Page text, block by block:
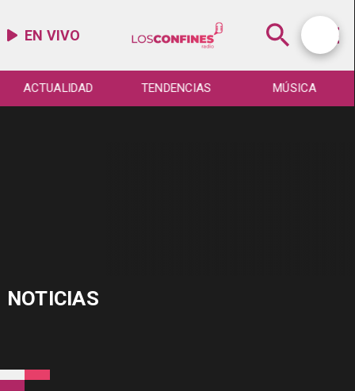
EN VIVO
ACTUALIDAD TENDENCIAS MÚSICA
NOTICIAS